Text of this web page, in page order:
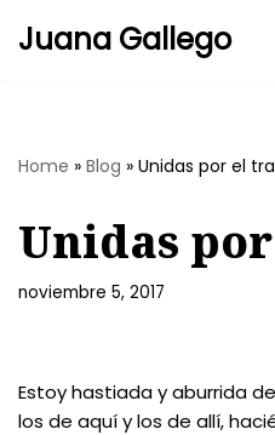
Juana Gallego
Home » Blog » Unidas por el
Unidas
noviembre 5, 2017
Estoy hastiada y aburrida
los de aquí y los de allí,